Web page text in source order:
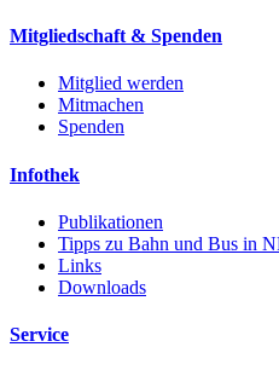
Mitgliedschaft & Spenden
Mitglied werden
Mitmachen
Spenden
Infothek
Publikationen
Tipps zu Bahn und Bus in
Links
Downloads
Service